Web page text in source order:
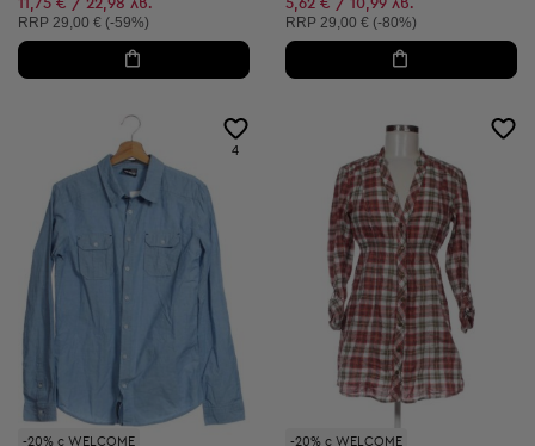
Препоръчителна цена:
RRP 29,00 € (-59%) Препоръчителна цена:
RRP 29,00 € (-80%)
-20% с WELCOME
4
-20% с WELCOME